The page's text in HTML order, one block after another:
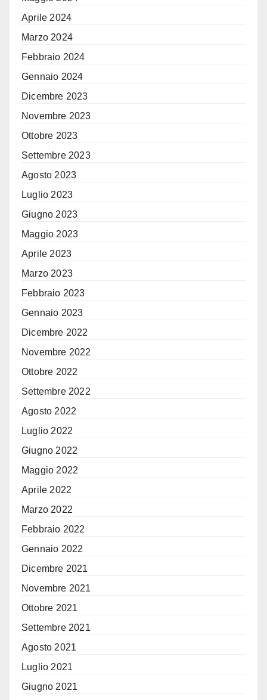
Aprile 2024
Marzo 2024
Febbraio 2024
Gennaio 2024
Dicembre 2023
Novembre 2023
Ottobre 2023
Settembre 2023
Agosto 2023
Luglio 2023
Giugno 2023
Maggio 2023
Aprile 2023
Marzo 2023
Febbraio 2023
Gennaio 2023
Dicembre 2022
Novembre 2022
Ottobre 2022
Settembre 2022
Agosto 2022
Luglio 2022
Giugno 2022
Maggio 2022
Aprile 2022
Marzo 2022
Febbraio 2022
Gennaio 2022
Dicembre 2021
Novembre 2021
Ottobre 2021
Settembre 2021
Agosto 2021
Luglio 2021
Giugno 2021